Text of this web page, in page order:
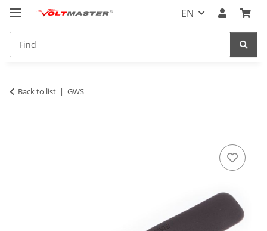
EN
Back to list GWS